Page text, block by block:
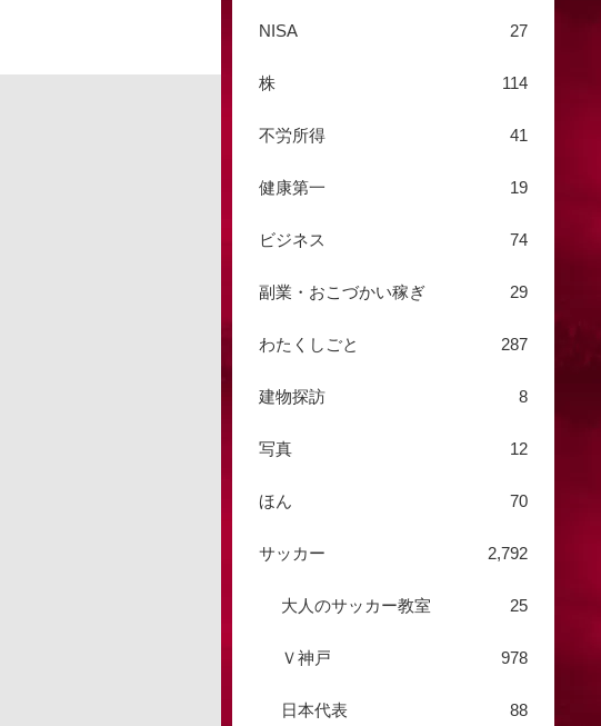
NISA 27
株 114
不労所得 41
健康第一 19
ビジネス 74
副業・おこづかい稼ぎ 29
わたくしごと 287
建物探訪 8
写真 12
ほん 70
サッカー 2,792
大人のサッカー教室 25
Ｖ神戸 978
日本代表 88